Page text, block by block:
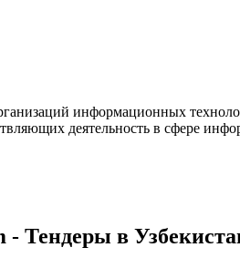
информационных
деятельность в сфере
Тендеры в